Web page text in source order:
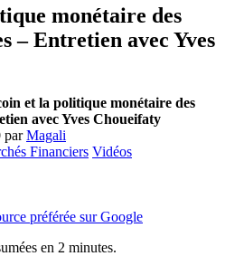
monétaire des
– Entretien avec Yves
et la politique monétaire des
avec Yves Choueifaty
parMagali
Financiers Vidéos
préférée sur Google
en 2 minutes.